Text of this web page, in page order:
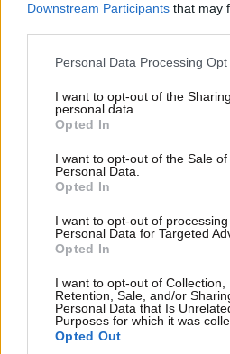
Downstream Participants that may
Please note that this website/app
not limited to your visit or usage
grant or deny consent to Google
use your data for below specified
consent section.
Personal Data Processing
I want to opt-out of the
personal data.
Opted In
I want to opt-out of the Sale of
Personal Data.
Opted In
I want to opt-out of
Personal Data for Targeted
Opted In
I want to opt-out of Collection,
Retention, Sale, and/or
Personal Data that Is
Purposes for which it was
Opted Out
ΠΡΟΣΘΕΣΤΕ ΤΟ ΣΧΟΛΙΟ